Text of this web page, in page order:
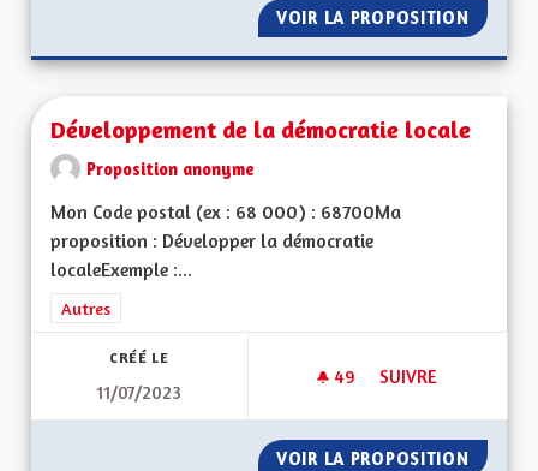
VOIR LA PROPOSITION UNE
Développement de la démocratie locale
Proposition anonyme
Mon Code postal (ex : 68 000) : 68700Ma
proposition : Développer la démocratie
localeExemple :...
Filtrer les résultats de la catégorie : Autres
Autres
CRÉÉ LE
11/07/2023
49 49 ABONNÉS
SUIVRE
VOIR LA PROPOSITION